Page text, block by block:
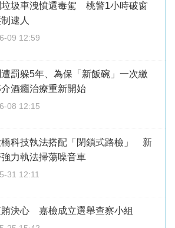
垃圾車洩憤還毒駕 桃警1小時破窗
逮人
09 12:59
罰躲5年、為保「新飯碗」一次繳
酒癮治療重新開始
08 12:15
橋科技執法搭配「閉鎖式路檢」 新
力執法掃蕩噪音車
31 12:11
決心 嘉檢成立選舉查察小組